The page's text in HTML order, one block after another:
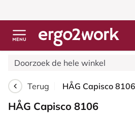
Terug
HÅG Capisco 8106